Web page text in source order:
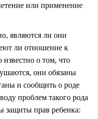
или применение
являются ли они
ли отношение к
о том, что
они обязаны
и сообщить о роде
проблем такого рода
защиты прав ребенка: